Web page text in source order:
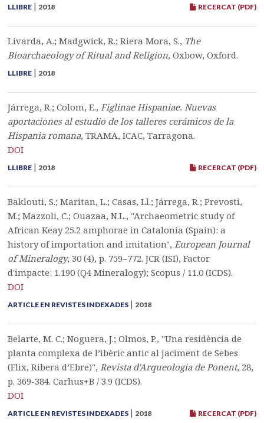
RECERCAT (PDF)
LLIBRE | 2018
Livarda, A.; Madgwick, R.; Riera Mora, S., The
Bioarchaeology of Ritual and Religion, Oxbow, Oxford.
LLIBRE | 2018
Járrega, R.; Colom, E.,Figlinae Hispaniae. Nuevas
aportaciones al estudio de los talleres cerámicos de la
Hispania romana, TRAMA, ICAC, Tarragona.
DOI
RECERCAT (PDF)
LLIBRE | 2018
Baklouti, S.; Maritan, L.; Casas, Ll.; Járrega, R.; Prevosti,
M.; Mazzoli, C.; Ouazaa, N.L., "Archaeometric study of
African Keay 25.2 amphorae in Catalonia (Spain): a
history of importation and imitation",European Journal
of Mineralogy, 30 (4), p. 759–772. JCR (ISI), Factor
d'impacte: 1.190 (Q4 Mineralogy); Scopus / 11.0 (ICDS).
DOI
ARTICLE EN REVISTES INDEXADES | 2018
Belarte, M. C.; Noguera, J.; Olmos, P., "Una residència de
planta complexa de l’ibèric antic al jaciment de Sebes
(Flix, Ribera d’Ebre)",Revista d'Arqueologia de Ponent, 28,
p. 369-384. Carhus+B / 3.9 (ICDS).
DOI
RECERCAT (PDF)
ARTICLE EN REVISTES INDEXADES | 2018